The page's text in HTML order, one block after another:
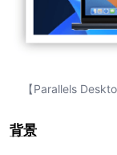
【Parallels
背景